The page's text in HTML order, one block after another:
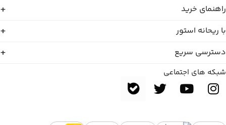
راهنمای خرید
با ریحانه استور
دسترسی سریع
شبکه های اجتماعی